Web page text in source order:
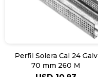
Perfil Solera Cal 24 Galv
70 mm 260 M